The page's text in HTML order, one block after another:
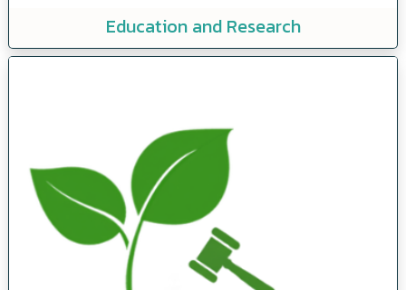
Education and Research